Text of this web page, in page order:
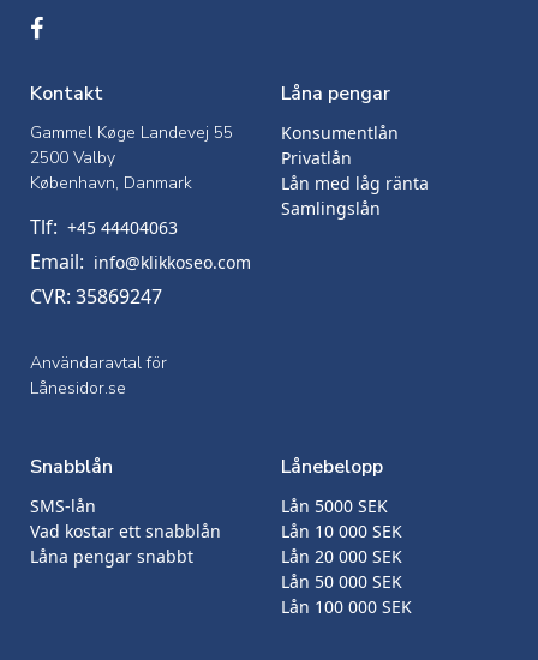
Kontakt
Gammel Køge Landevej 55
2500 Valby
København, Danmark
Tlf: +45 44404063
Email: info@klikkoseo.com
CVR: 35869247
Användaravtal för
Lånesidor.se
Låna pengar
Konsumentlån
Privatlån
Lån med låg ränta
Samlingslån
Snabblån
SMS-lån
Vad kostar ett snabblån
Låna pengar snabbt
Lånebelopp
Lån 5000 SEK
Lån 10 000 SEK
Lån 20 000 SEK
Lån 50 000 SEK
Lån 100 000 SEK